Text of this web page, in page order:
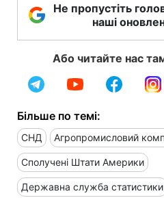
Не пропустіть
наші
Або читайте нас
Більше по темі:
СНД Агропромисловий
Сполучені Штати Америки
Державна служба статистики